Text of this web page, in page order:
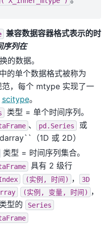
兼容数据容器格式表示的时
序列在
的数据。
中的单个数据格式被称为
，每个 mtype 实现了一
scitype。
类型 = 单个时间序列。
、 pd.Series
或
（1D 或 2D）
类型 = 时间序列集合。
具有 2 级行
(实例, 时间) ，
3D
(实例, 变量, 时间) ，
类型的
Series